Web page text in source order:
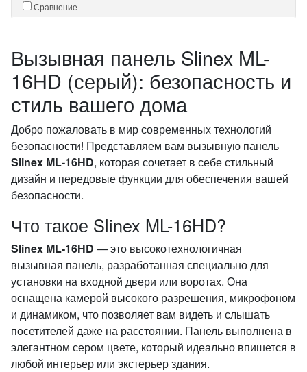
Сравнение
Вызывная панель Slinex ML-
16HD (серый): безопасность и
стиль вашего дома
Добро пожаловать в мир современных технологий
безопасности! Представляем вам вызывную панель
Slinex ML-16HD, которая сочетает в себе стильный
дизайн и передовые функции для обеспечения вашей
безопасности.
Что такое Slinex ML-16HD?
Slinex ML-16HD — это высокотехнологичная
вызывная панель, разработанная специально для
установки на входной двери или воротах. Она
оснащена камерой высокого разрешения, микрофоном
и динамиком, что позволяет вам видеть и слышать
посетителей даже на расстоянии. Панель выполнена в
элегантном сером цвете, который идеально впишется в
любой интерьер или экстерьер здания.